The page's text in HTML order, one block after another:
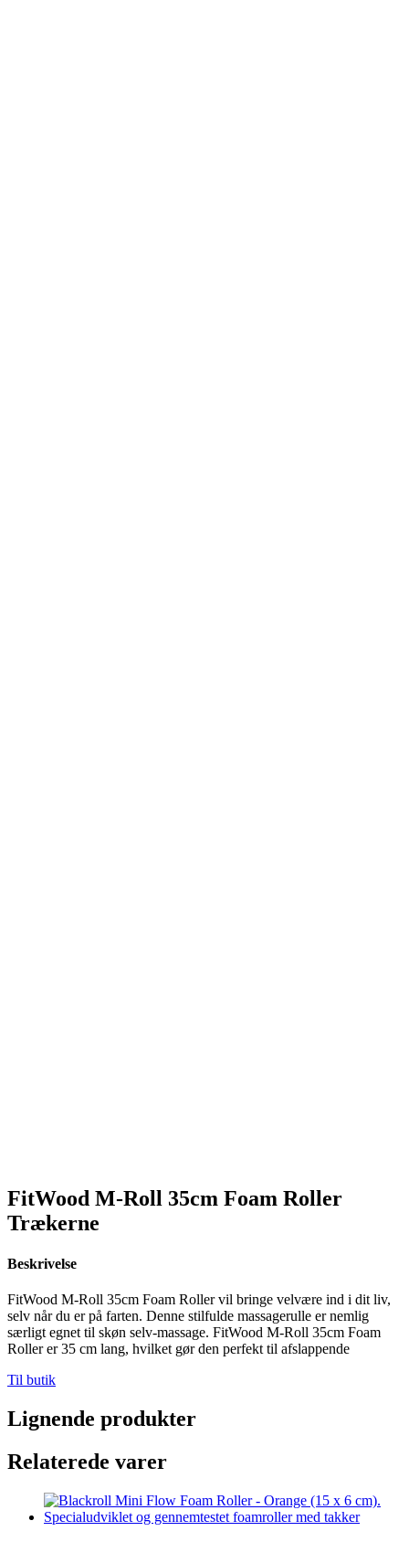
FitWood M-Roll 35cm Foam Roller
Trækerne
Beskrivelse
FitWood M-Roll 35cm Foam Roller vil bringe velvære ind i dit liv,
selv når du er på farten. Denne stilfulde massagerulle er nemlig
særligt egnet til skøn selv-massage. FitWood M-Roll 35cm Foam
Roller er 35 cm lang, hvilket gør den perfekt til afslappende
Til butik
Lignende produkter
Relaterede varer